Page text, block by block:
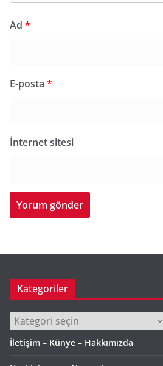
Ad *
E-posta *
İnternet sitesi
Kategoriler
Kategoriler
İletişim – Künye – Hakkımızda